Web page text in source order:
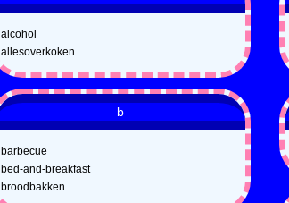
alcohol
allesoverkoken
b
barbecue
bed-and-breakfast
broodbakken